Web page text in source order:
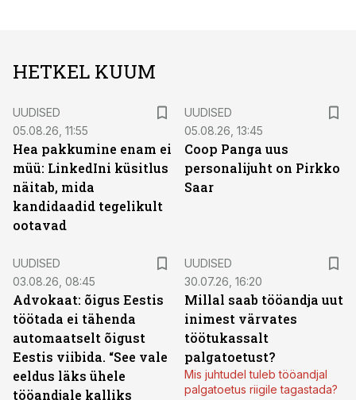
HETKEL KUUM
UUDISED
05.08.26, 11:55
Hea pakkumine enam ei
müü: LinkedIni küsitlus
näitab, mida
kandidaadid tegelikult
ootavad
UUDISED
05.08.26, 13:45
Coop Panga uus
personalijuht on Pirkko
Saar
UUDISED
03.08.26, 08:45
Advokaat: õigus Eestis
töötada ei tähenda
automaatselt õigust
Eestis viibida. “See vale
eeldus läks ühele
tööandjale kalliks
UUDISED
30.07.26, 16:20
Millal saab tööandja uut
inimest värvates
töötukassalt
palgatoetust?
Mis juhtudel tuleb tööandjal
palgatoetus riigile tagastada?